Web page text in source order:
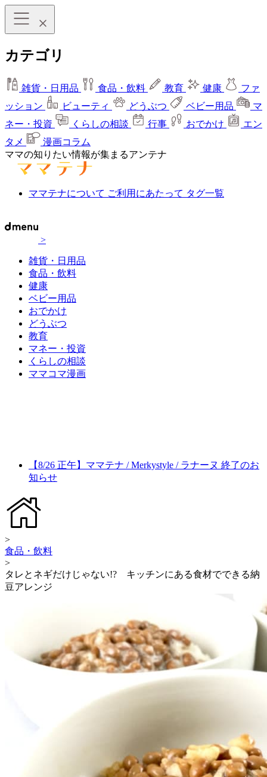
カテゴリ
雑貨・日用品 食品・飲料 教育 健康
ファ
ッション
ビューティ どうぶつ ベビー用品
マ
ネー・投資
くらしの相談 行事 おでかけ
エン
タメ
漫画コラム
ママの知りたい情報が集まるアンテナ
ママテナについて ご利用にあたって タグ一覧
>
雑貨・日用品
食品・飲料
健康
ベビー用品
おでかけ
どうぶつ
教育
マネー・投資
くらしの相談
ママコマ漫画
【8/26 正午】ママテナ / Merkystyle / ラナーヌ 終了のお
知らせ
>
食品・飲料
>
タレとネギだけじゃない!? キッチンにある食材でできる納
豆アレンジ